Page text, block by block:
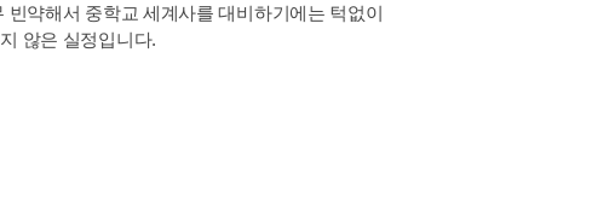
약해서 중학교 세계사를 대비하기에는 턱없이
않은 실정입니다.